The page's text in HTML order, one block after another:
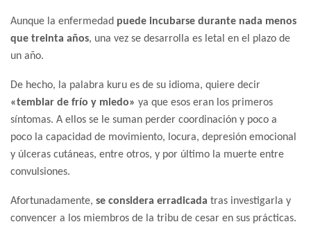
Aunque la enfermedad puede incubarse durante nada menos
que treinta años, una vez se desarrolla es letal en el plazo de
un año.
De hecho, la palabra kuru es de su idioma, quiere decir
«temblar de frío y miedo» ya que esos eran los primeros
síntomas. A ellos se le suman perder coordinación y poco a
poco la capacidad de movimiento, locura, depresión emocional
y úlceras cutáneas, entre otros, y por último la muerte entre
convulsiones.
Afortunadamente, se considera erradicada tras investigarla y
convencer a los miembros de la tribu de cesar en sus prácticas.